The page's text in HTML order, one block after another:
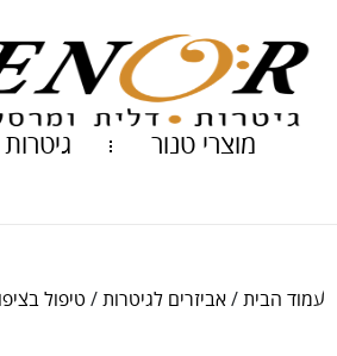
מוצרי טנור גיטרות
עמוד הבית / אביזרים לגיטרות / טיפול